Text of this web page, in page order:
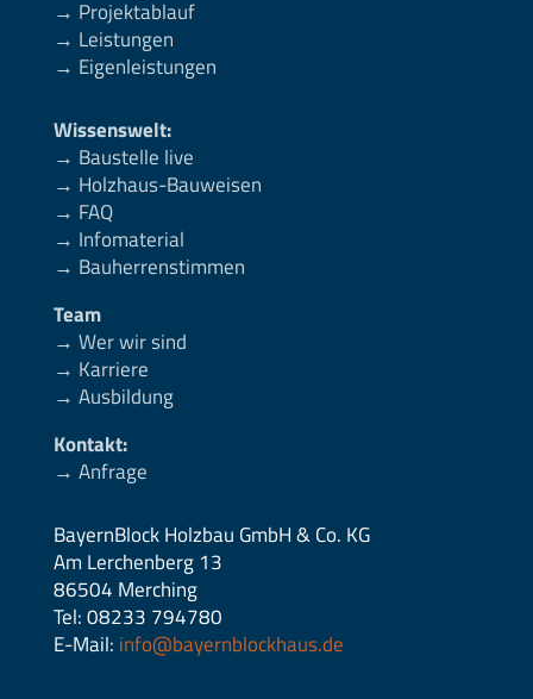
→ Projektablauf
→ Leistungen
→ Eigenleistungen
Wissenswelt:
→ Baustelle live
→ Holzhaus-Bauweisen
→ FAQ
→ Infomaterial
→ Bauherrenstimmen
Team
→ Wer wir sind
→ Karriere
→ Ausbildung
Kontakt:
→ Anfrage
BayernBlock Holzbau GmbH & Co. KG
Am Lerchenberg 13
86504 Merching
Tel: 08233 794780
E-Mail: info@bayernblockhaus.de